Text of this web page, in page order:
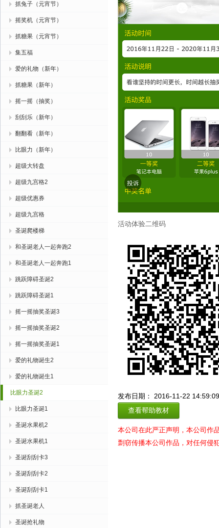
抓兔子（元宵节）
摇奖机（元宵节）
抓糖果（元宵节）
集五福
爱的礼物（新年）
抓糖果（新年）
摇一摇（抽奖）
刮刮乐（新年）
翻翻看（新年）
比眼力（新年）
超级大转盘
超级九宫格2
超级优惠券
超级九宫格
圣诞爬楼梯
和圣诞老人一起奔跑2
和圣诞老人一起奔跑1
跳跃障碍圣诞2
跳跃障碍圣诞1
摇一摇抽奖圣诞3
摇一摇抽奖圣诞2
摇一摇抽奖圣诞1
爱的礼物诞生2
爱的礼物诞生1
比眼力圣诞2
比眼力圣诞1
圣诞水果机2
圣诞水果机1
圣诞刮刮卡3
圣诞刮刮卡2
圣诞刮刮卡1
抓圣诞老人
圣诞抢礼物
活动体验二维码
发布日期： 2016-11-22 14:59:09
查看帮助教材
本公司在此严正声明，本公司作
剽窃传播本公司作品，对任何侵